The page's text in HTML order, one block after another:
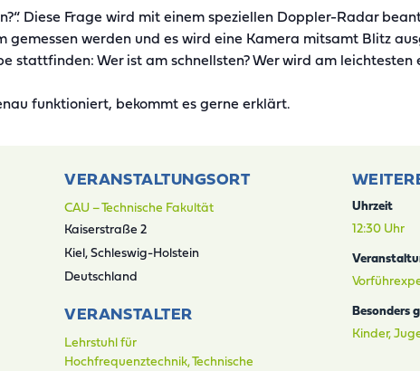
Diese Frage wird mit einem speziellen Doppler-Radar
gemessen werden und es wird eine Kamera mitsamt Blitz
stattfinden: Wer ist am schnellsten? Wer wird am
funktioniert, bekommt es gerne erklärt.
VERANSTALTUNGSORT
CAU – Technische Fakultät
Kaiserstraße 2
Kiel, Schleswig-Holstein
Deutschland
VERANSTALTER
Lehrstuhl für
Hochfrequenztechnik, Technische
Uhrzeit
12:30 Uhr
Besonders
Kinder,